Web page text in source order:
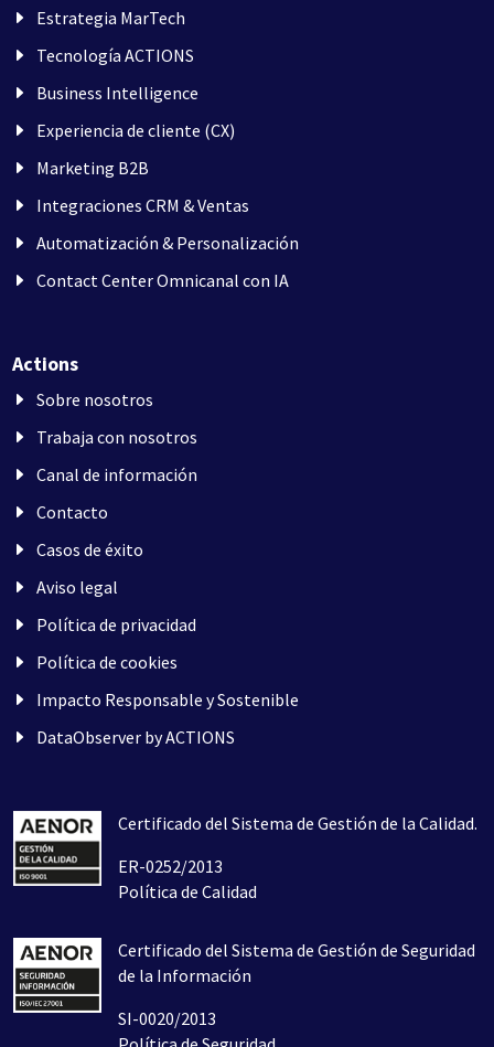
Estrategia MarTech
Tecnología ACTIONS
Business Intelligence
Experiencia de cliente (CX)
Marketing B2B
Integraciones CRM & Ventas
Automatización & Personalización
Contact Center Omnicanal con IA
Actions
Sobre nosotros
Trabaja con nosotros
Canal de información
Contacto
Casos de éxito
Aviso legal
Política de privacidad
Política de cookies
Impacto Responsable y Sostenible
DataObserver by ACTIONS
Certificado del Sistema de Gestión de la Calidad.
ER-0252/2013
Política de Calidad
Certificado del Sistema de Gestión de Seguridad
de la Información
SI-0020/2013